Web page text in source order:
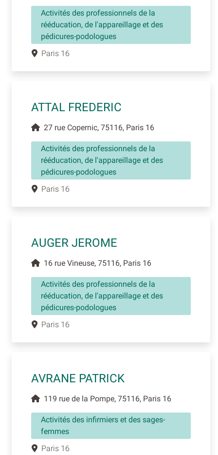
Activités des professionnels de la
rééducation, de l'appareillage et des
pédicures-podologues
Paris 16
ATTAL FREDERIC
27 rue Copernic, 75116, Paris 16
Activités des professionnels de la
rééducation, de l'appareillage et des
pédicures-podologues
Paris 16
AUGER JEROME
16 rue Vineuse, 75116, Paris 16
Activités des professionnels de la
rééducation, de l'appareillage et des
pédicures-podologues
Paris 16
AVRANE PATRICK
119 rue de la Pompe, 75116, Paris 16
Activités des infirmiers et des sages-
femmes
Paris 16